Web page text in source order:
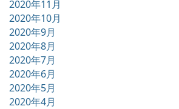
2020年11月
2020年10月
2020年9月
2020年8月
2020年7月
2020年6月
2020年5月
2020年4月